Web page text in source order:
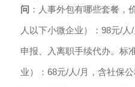
问 ：人事外包有哪些套餐，
人以下小微企业）：98元/
申报、入离职手续代办。标
业）：68元/人/月，含社保